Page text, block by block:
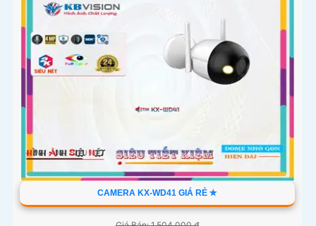
CAMERA KX-WD41 GIÁ RẺ ✮